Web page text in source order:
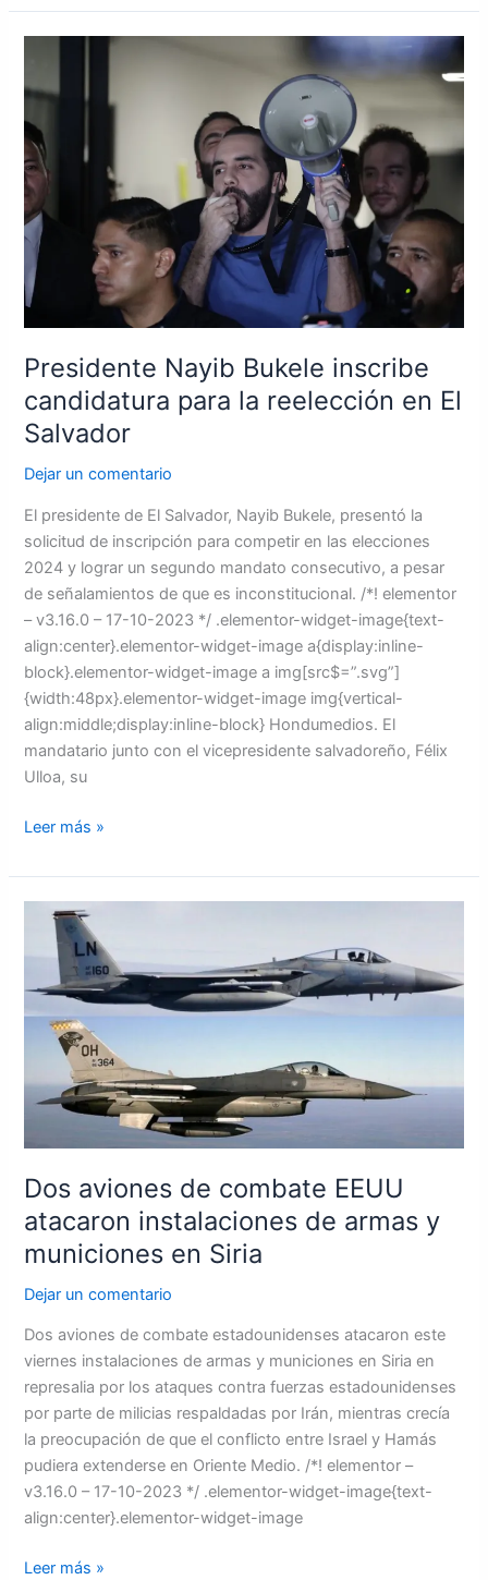
Presidente Nayib Bukele inscribe
candidatura para la reelección en El
Salvador
Dejar un comentario
El presidente de El Salvador, Nayib Bukele, presentó la
solicitud de inscripción para competir en las elecciones
2024 y lograr un segundo mandato consecutivo, a pesar
de señalamientos de que es inconstitucional. /*! elementor
– v3.16.0 – 17-10-2023 */ .elementor-widget-image{text-
align:center}.elementor-widget-image a{display:inline-
block}.elementor-widget-image a img[src$=”.svg”]
{width:48px}.elementor-widget-image img{vertical-
align:middle;display:inline-block} Hondumedios. El
mandatario junto con el vicepresidente salvadoreño, Félix
Ulloa, su
Bukele
inscribe
candidatura
para
la
reelección
en
El
Salvador
Leer más »
Dos aviones de combate EEUU
atacaron instalaciones de armas y
municiones en Siria
Dejar un comentario
Dos aviones de combate estadounidenses atacaron este
viernes instalaciones de armas y municiones en Siria en
represalia por los ataques contra fuerzas estadounidenses
por parte de milicias respaldadas por Irán, mientras crecía
la preocupación de que el conflicto entre Israel y Hamás
pudiera extenderse en Oriente Medio. /*! elementor –
v3.16.0 – 17-10-2023 */ .elementor-widget-image{text-
align:center}.elementor-widget-image
Dos
aviones
combate
EEUU
atacaron
instalaciones
de
y
municiones
en
Siria
Leer más »